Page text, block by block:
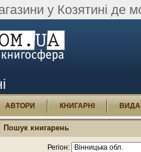
у Козятині де
АВТОРИ КНИГАРНІ
Пошук книгарень
Регіон: